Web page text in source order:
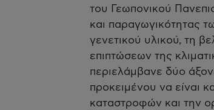
του Γεωπονικού
και παραγωγικότητας
γενετικού υλικού, τη
επιπτώσεων της
περιελάμβανε δύο
προκειμένου να είναι
καταστροφών και την